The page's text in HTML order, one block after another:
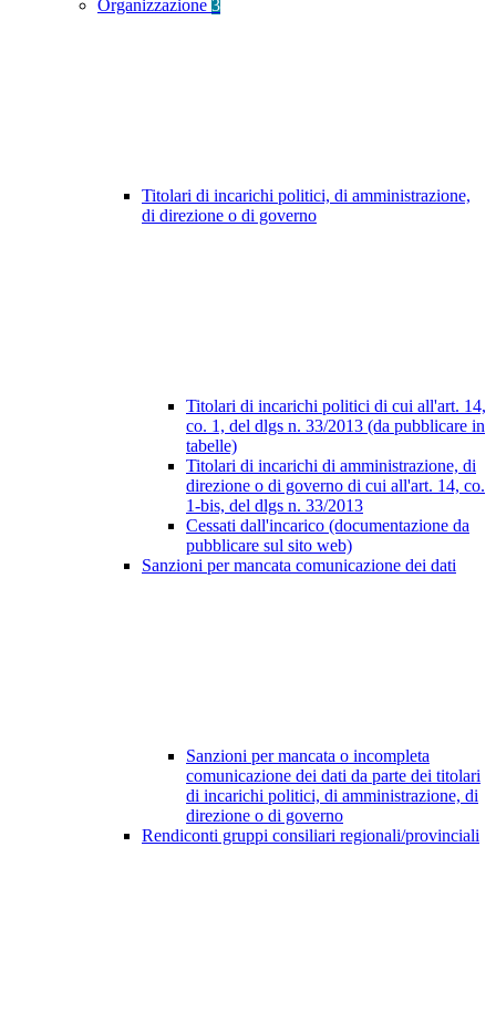
Organizzazione 3
Titolari di incarichi politici, di amministrazione,
di direzione o di governo
Titolari di incarichi politici di cui all'art. 14,
co. 1, del dlgs n. 33/2013 (da pubblicare in
tabelle)
Titolari di incarichi di amministrazione, di
direzione o di governo di cui all'art. 14, co.
1-bis, del dlgs n. 33/2013
Cessati dall'incarico (documentazione da
pubblicare sul sito web)
Sanzioni per mancata comunicazione dei dati
Sanzioni per mancata o incompleta
comunicazione dei dati da parte dei titolari
di incarichi politici, di amministrazione, di
direzione o di governo
Rendiconti gruppi consiliari regionali/provinciali